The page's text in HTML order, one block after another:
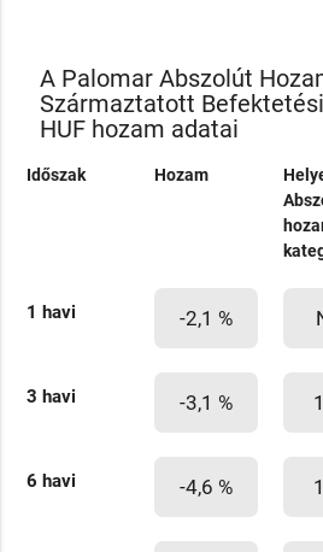
A Palomar Abszolút
Származtatott
HUF hozam adatai
Időszak Hozam
1 havi -2,1 %
3 havi -3,1 %
6 havi -4,6 %